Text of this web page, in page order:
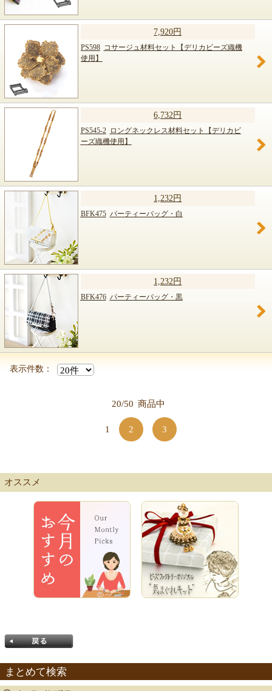
7,920円
PS598 コサージュ材料セット【デリカビーズ織機
使用】
6,732円
PS545-2
ロングネックレス材料セット【デリカビ
ーズ織機使用】
1,232円
BFK475 パーティーバッグ・白
1,232円
BFK476 パーティーバッグ・黒
表示件数：
20/50 商品中
1 2 3
オススメ
まとめて検索